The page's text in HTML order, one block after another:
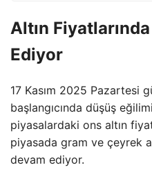
Altın
Ediyor
17 Kasım 2025 Pazartesi
başlangıcında düşüş
piyasalardaki ons altın
piyasada gram ve çeyrek
devam ediyor.